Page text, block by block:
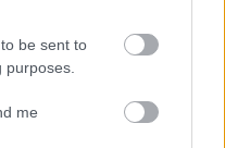
be sent to
me